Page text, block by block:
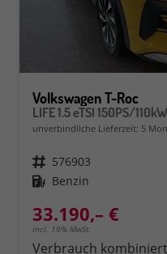
Volkswagen T-Roc
LIFE 1.5 eTSI 150PS/
unverbindliche Lieferzeit: 5
Fahrzeugnr. 576903
Kraftstoff Benzin
33.190,– €
incl. 19% MwSt.
Verbrauch